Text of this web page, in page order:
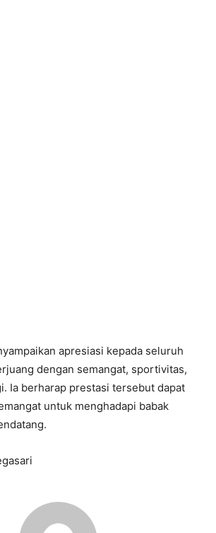
apresiasi kepada seluruh
dengan semangat, sportivitas,
Ia berharap prestasi tersebut dapat
untuk menghadapi babak